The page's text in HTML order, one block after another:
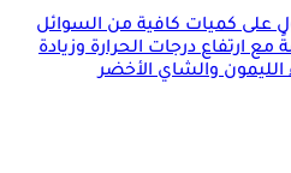
على كميات كافية من السوائل
ارتفاع درجات الحرارة وزيادة
والشاي الأخضر